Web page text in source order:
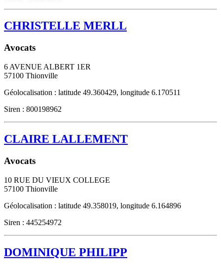
CHRISTELLE MERLL
Avocats
6 AVENUE ALBERT 1ER
57100 Thionville
Géolocalisation : latitude 49.360429, longitude 6.170511
Siren : 800198962
CLAIRE LALLEMENT
Avocats
10 RUE DU VIEUX COLLEGE
57100 Thionville
Géolocalisation : latitude 49.358019, longitude 6.164896
Siren : 445254972
DOMINIQUE PHILIPP